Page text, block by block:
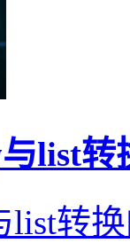
list转
list转